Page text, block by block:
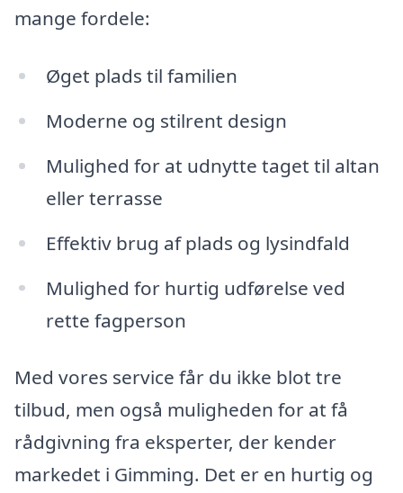
mange fordele:
Øget plads til familien
Moderne og stilrent design
Mulighed for at udnytte taget til altan
eller terrasse
Effektiv brug af plads og lysindfald
Mulighed for hurtig udførelse ved
rette fagperson
Med vores service får du ikke blot tre
tilbud, men også muligheden for at få
rådgivning fra eksperter, der kender
markedet i Gimming. Det er en hurtig og